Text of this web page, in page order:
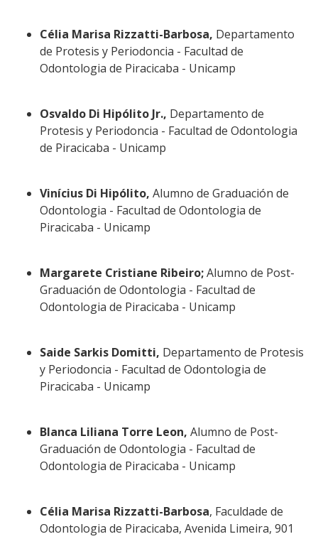
Célia Marisa Rizzatti-Barbosa, Departamento
de Protesis y Periodoncia - Facultad de
Odontologia de Piracicaba - Unicamp
Osvaldo Di Hipólito Jr., Departamento de
Protesis y Periodoncia - Facultad de Odontologia
de Piracicaba - Unicamp
Vinícius Di Hipólito, Alumno de Graduación de
Odontologia - Facultad de Odontologia de
Piracicaba - Unicamp
Margarete Cristiane Ribeiro;Alumno de Post-
Graduación de Odontologia - Facultad de
Odontologia de Piracicaba - Unicamp
Saide Sarkis Domitti, Departamento de Protesis
y Periodoncia - Facultad de Odontologia de
Piracicaba - Unicamp
Blanca Liliana Torre Leon, Alumno de Post-
Graduación de Odontologia - Facultad de
Odontologia de Piracicaba - Unicamp
Célia Marisa Rizzatti-Barbosa, Faculdade de
Odontologia de Piracicaba, Avenida Limeira, 901